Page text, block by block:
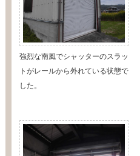
強烈な南風でシャッターのスラッ
トがレールから外れている状態で
した。